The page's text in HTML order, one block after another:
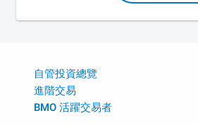
自管投資總覽
進階交易
BMO 活躍交易者